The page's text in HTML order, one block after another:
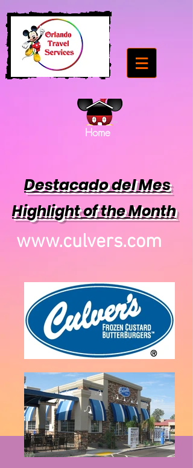
Home
Destacado del Mes
Highlight of the Month
www.culvers.com